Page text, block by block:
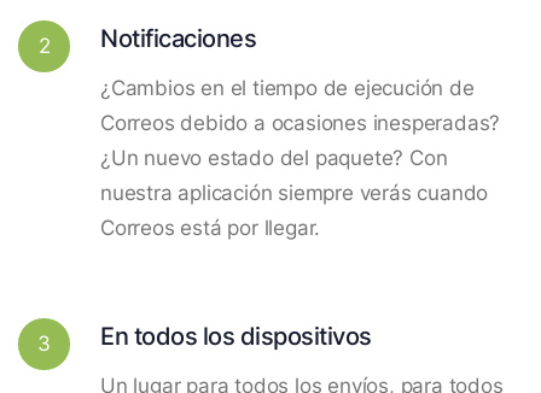
2 Notificaciones
¿Cambios en el tiempo de ejecución de
Correos debido a ocasiones inesperadas?
¿Un nuevo estado del paquete? Con
nuestra aplicación siempre verás cuando
Correos está por llegar.
3 En todos los dispositivos
Un lugar para todos los envíos, para todos